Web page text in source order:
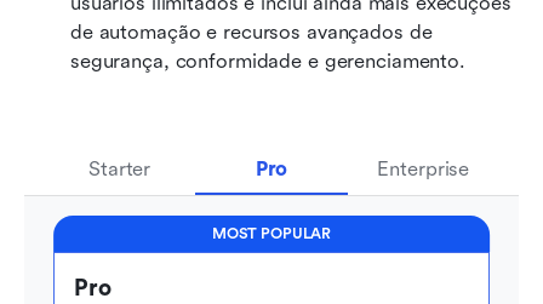
de automação e recursos avançados de
segurança, conformidade e gerenciamento.
Starter Pro Enterprise
MOST POPULAR
Pro